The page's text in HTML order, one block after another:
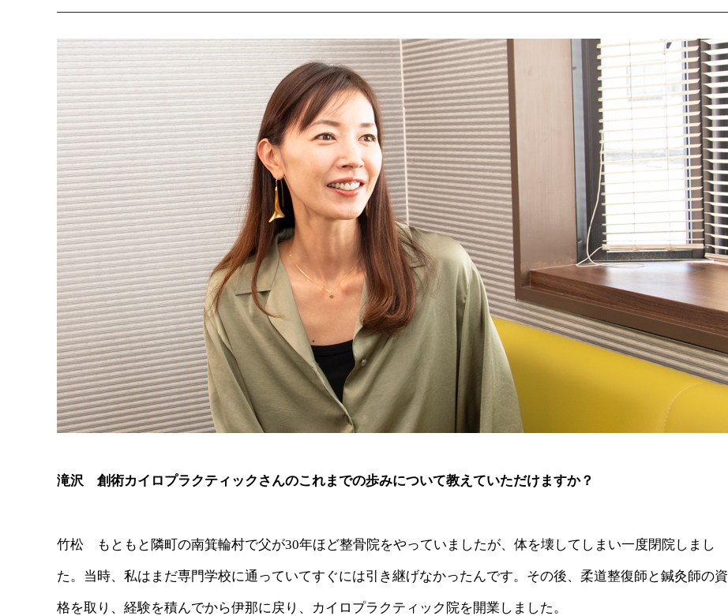
滝沢 創術カイロプラクティックさんのこれまでの歩みについて教えていただけますか？
竹松 もともと隣町の南箕輪村で父が30年ほど整骨院をやっていましたが、体を壊してしまい一度閉院しまし
た。当時、私はまだ専門学校に通っていてすぐには引き継げなかったんです。その後、柔道整復師と鍼灸師の資
格を取り、経験を積んでから伊那に戻り、カイロプラクティック院を開業しました。